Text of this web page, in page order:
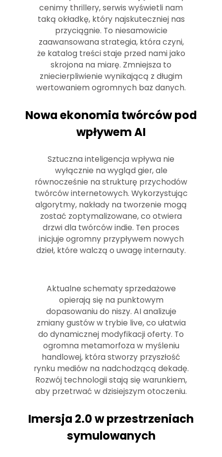
cenimy thrillery, serwis wyświetli nam
taką okładkę, który najskuteczniej nas
przyciągnie. To niesamowicie
zaawansowana strategia, która czyni,
że katalog treści staje przed nami jako
skrojona na miarę. Zmniejsza to
zniecierpliwienie wynikającą z długim
wertowaniem ogromnych baz danych.
Nowa ekonomia twórców pod
wpływem AI
Sztuczna inteligencja wpływa nie
wyłącznie na wygląd gier, ale
równocześnie na strukturę przychodów
twórców internetowych. Wykorzystując
algorytmy, nakłady na tworzenie mogą
zostać zoptymalizowane, co otwiera
drzwi dla twórców indie. Ten proces
inicjuje ogromny przypływem nowych
dzieł, które walczą o uwagę internauty.
Aktualne schematy sprzedażowe
opierają się na punktowym
dopasowaniu do niszy. AI analizuje
zmiany gustów w trybie live, co ułatwia
do dynamicznej modyfikacji oferty. To
ogromna metamorfoza w myśleniu
handlowej, która stworzy przyszłość
rynku mediów na nadchodzącą dekadę.
Rozwój technologii stają się warunkiem,
aby przetrwać w dzisiejszym otoczeniu.
Imersja 2.0 w przestrzeniach
symulowanych